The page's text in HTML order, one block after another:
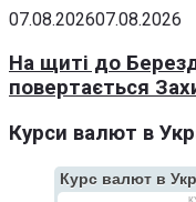
07.08.202607.08.2026
На щиті до
повертається
Курси валют в